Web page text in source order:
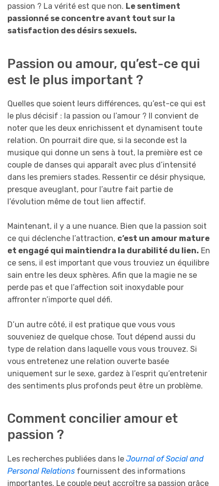
passion ? La vérité est que non. Le sentiment
passionné se concentre avant tout sur la
satisfaction des désirs sexuels.
Passion ou amour, qu’est-ce qui
est le plus important ?
Quelles que soient leurs différences, qu’est-ce qui est
le plus décisif : la passion ou l’amour ? Il convient de
noter que les deux enrichissent et dynamisent toute
relation. On pourrait dire que, si la seconde est la
musique qui donne un sens à tout, la première est ce
couple de danses qui apparaît avec plus d’intensité
dans les premiers stades. Ressentir ce désir physique,
presque aveuglant, pour l’autre fait partie de
l’évolution même de tout lien affectif.
Maintenant, il y a une nuance. Bien que la passion soit
ce qui déclenche l’attraction, c’est un amour mature
et engagé qui maintiendra la durabilité du lien. En
ce sens, il est important que vous trouviez un équilibre
sain entre les deux sphères. Afin que la magie ne se
perde pas et que l’affection soit inoxydable pour
affronter n’importe quel défi.
D’un autre côté, il est pratique que vous vous
souveniez de quelque chose. Tout dépend aussi du
type de relation dans laquelle vous vous trouvez. Si
vous entretenez une relation ouverte basée
uniquement sur le sexe, gardez à l’esprit qu’entretenir
des sentiments plus profonds peut être un problème.
Comment concilier amour et
passion ?
Les recherches publiées dans le Journal of Social and
Personal Relations fournissent des informations
importantes. Le couple peut accroître sa passion grâce